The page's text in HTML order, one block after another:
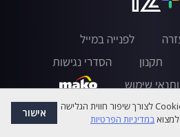
לפנייה במייל
תקנון
הסדרי נגישות
שימוש
לידיעתך, אנו משתמשים בקבצי Cookies לצורך שיפור חווית הגלישה
במדיניות הפרטיות אישור